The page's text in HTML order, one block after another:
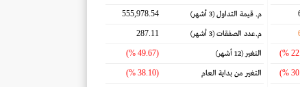
م. قيمة التداول(3 أشهر) 555,978.54
م.عدد الصفقات(3 أشهر) 287.11
التغير(12 أشهر) (49.67 %)
التغير من بداية العام (38.10 %)